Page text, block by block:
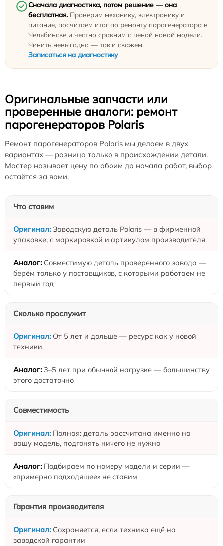
Сначала диагностика, потом решение — она
бесплатная. Проверим механику, электронику и
питание, посчитаем итог по ремонту парогенератора в
Челябинске и честно сравним с ценой новой модели.
Чинить невыгодно — так и скажем.
Записаться на диагностику
Оригинальные запчасти или
проверенные аналоги: ремонт
парогенераторов Polaris
Ремонт парогенераторов Polaris мы делаем в двух
вариантах — разница только в происхождении детали.
Мастер называет цену по обоим до начала работ, выбор
остаётся за вами.
Что ставим
Заводскую деталь Polaris — в фирменной
упаковке, с маркировкой и артикулом производителя
Совместимую деталь проверенного завода —
берём только у поставщиков, с которыми работаем не
первый год
Сколько прослужит
От 5 лет и дольше — ресурс как у новой
техники
3–5 лет при обычной нагрузке — большинству
этого достаточно
Совместимость
Полная: деталь рассчитана именно на
вашу модель, подгонять ничего не нужно
Подбираем по номеру модели и серии —
«примерно подходящее» не ставим
Гарантия производителя
Сохраняется, если техника ещё на
заводской гарантии